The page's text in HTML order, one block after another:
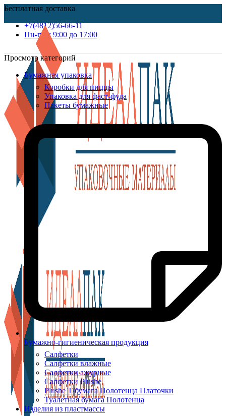
Бесплатная доставка
+7(4812)56-66-11
Пн-пт c 9:00 до 17:00
Просмотр категорий
Бумажная упаковка
Коробки для пиццы
Упаковка для фаст-фуда
Пакеты бумажные
Бумажно-гигиеническая продукция
Салфетки
Салфетки влажные
Салфетки ажурные
Салфетки Plushe
Plushe Т/бумага Полотенца Платочки
Туалетная бумага Полотенца
Изделия из пластмассы